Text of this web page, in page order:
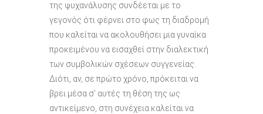
της ψυχανάλυσης συνδέεται με το
γεγονός ότι φέρνει στο φως τη διαδρομή
που καλείται να ακολουθήσει μια γυναίκα
προκειμένου να εισαχθεί στην διαλεκτική
των συμβολικών σχέσεων συγγενείας.
Διότι, αν, σε πρώτο χρόνο, πρόκειται να
βρει μέσα σ’ αυτές τη θέση της ως
αντικείμενο, στη συνέχεια καλείται να